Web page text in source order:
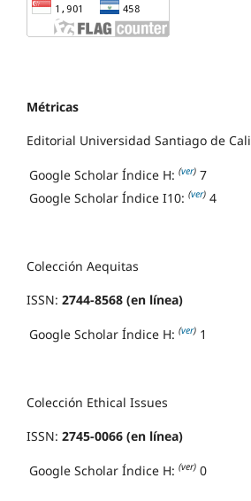
Métricas
Editorial Universidad Santiago de Cali
Google Scholar Índice H: (ver) 7
Google Scholar Índice I10: (ver) 4
Colección Aequitas
ISSN: 2744-8568 (en línea)
Google Scholar Índice H: (ver) 1
Colección Ethical Issues
ISSN: 2745-0066 (en línea)
Google Scholar Índice H: (ver) 0